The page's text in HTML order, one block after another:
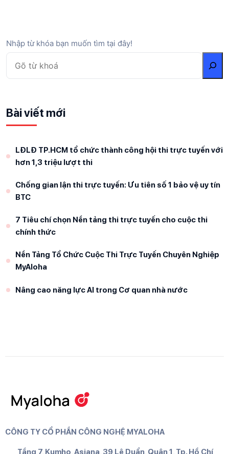
Nhập từ khóa bạn muốn tìm tại đây!
Bài viết mới
LĐLĐ TP.HCM tổ chức thành công hội thi trực tuyến với
hơn 1,3 triệu lượt thi
Chống gian lận thi trực tuyến: Ưu tiên số 1 bảo vệ uy tín
BTC
7 Tiêu chí chọn Nền tảng thi trực tuyến cho cuộc thi
chính thức
Nền Tảng Tổ Chức Cuộc Thi Trực Tuyến Chuyên Nghiệp
MyAloha
Nâng cao năng lực AI trong Cơ quan nhà nước
CÔNG TY CỔ PHẦN CÔNG NGHỆ MYALOHA